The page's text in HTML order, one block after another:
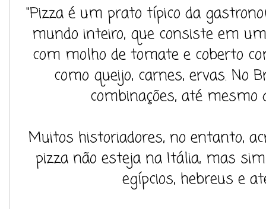
"Pizza é um prato típico da
mundo inteiro, que consiste em
com molho de tomate e coberto
como queijo, carnes, ervas. No
combinações, até mesmo
Muitos historiadores, no entanto,
pizza não esteja na Itália, mas
egípcios, hebreus e